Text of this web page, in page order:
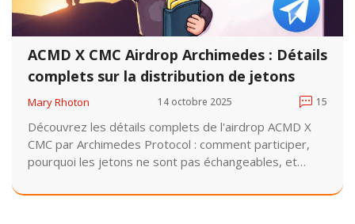
ACMD X CMC Airdrop Archimedes : Détails
complets sur la distribution de jetons
Mary Rhoton 14 octobre 2025 15
Découvrez les détails complets de l'airdrop ACMD X
CMC par Archimedes Protocol : comment participer,
pourquoi les jetons ne sont pas échangeables, et
devez savoir avant de perdre du temps ou de l'argent.